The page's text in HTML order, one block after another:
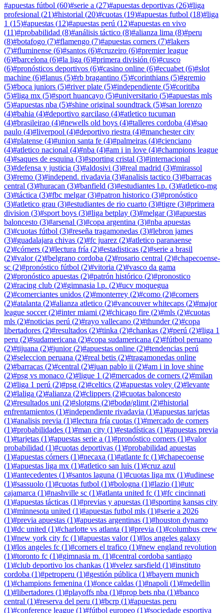
#apuestas fútbol (60)#serie a (27)#apuestas deportivas (26)#liga
profesional (21)#historial (20)#cuotas (19)#apuestas futbol (18)#liga
1 (15)#apuestas (12)#apuestas perú (12)#apuestas en vivo
(11)#probabilidad (8)#análisis táctico (8)#alianza lima (8)#peru
(8)#botafogo (7)#flamengo (7)#apuestas corners (7)#lakers
(7)#fluminense (6)#santos (6)#cruzeiro (6)#premier league
(6)#barcelona (6)#la liga (6)#primera división (6)#cusco
(6)#pronósticos deportivos (6)#casino online (6)#ecuabet (6)#slot
machine (6)#lanus (5)#rb bragantino (5)#corinthians (5)#gremio
(5)#boca juniors (5)#river plate (5)#independiente (5)#coritiba
(5)#liga mx (5)#sport huancayo (5)#universitario (5)#apuestas mls
(5)#apuestas nba (5)#shine original soundtrack (5)#san lorenzo
(4)#bahia (4)#deportivo garcilaso (4)#atletico tucuman
(4)#brasileirao (4)#newells old boys (4)#talleres cordoba (4)#sao
paulo (4)#liverpool (4)#deportivo riestra (4)#manchester city
(4)#platense (4)#union santa fe (4)#palmeiras (4)#cienciano
(4)#atletico nacional (4)#nba (4)#am i in love (4)#champions league
(4)#saques de esquina (3)#sporting cristal (3)#internacional
(3)#defensa y justicia (3)#aldosivi (3)#real madrid (3)#mirassol
(3)#remo (3)#independ. rivadavia (3)#analisis tactico (3)#barracas
central (3)#huracan (3)#banfield (3)#estudiantes l.p. (3)#atletico-mg
(3)#táctica (3)#fbc melgar(3)#patron historico (3)#pronóstico
(3)#atletico grau (3)#estudiantes de rio cuarto (3)#tigre (3)#primera
division (3)#sport boys (3)#liga betplay (3)#melgar(3)#apuestas
baloncesto (3)#arsenal (3)#copa argentina (3)#nba apuestas
(3)#cuotas fútbol (3)#reseña tragamonedas (3)#lebron james
(3)#guadalajara chivas (2)#fc juarez (2)#atletico paranaense
(2)#córners (2)#lectura fría (2)#estadisticas (2)#serie a brasil
(2)#valor(2)#belgrano cordoba (2)#rosario central (2)#chapecoense-
sc (2)#pronóstico fútbol (2)#vitoria (2)#vasco da gama
(2)#pronóstico apuestas (2)#patrón histórico (2)#pronostico
(2)#racing club (2)#gimnasia l.p. (2)#ucv moquegua
(2)#comerciantes unidos (2)#monterrey (2)#como (2)#corners
(2)#atalanta (2)#alianza atletico (2)#vancouver whitecaps (2)#major
league soccer(2)#inter miami (2)#chicago fire (2)#mls (2)#cuotas
mls (2)#noticias perú (2)#rayo vallecano (2)#thunder(2)#copa
libertadores (2)#resultados (2)#tinka (2)#chankas (2)#perú (2)#liga 1
peru (2)#sudamericana (2)#copa sudamericana (2)#fútbol peruano
(2)#tijuana (2)#junior(2)#apuestas online (2)#tendencias perú
(2)#seleccion peruana (2)#real betis (2)#tragamonedas online
(2)#barracas (2)#central (2)#juan pablo ii (2)#am i in love shine
(2)#psg vs monaco (2)#ligue 1 (2)#mercados de corners (2)#milan
(2)#liga 1 perú (2)#psg (2)#celtics (2)#apuestas voley (2)#levante
(2)#laliga (2)#alianza (2)#clippers (2)#cuotas baloncesto
(2)#resultados uni (2)#slotgms (2)#bodø/glimt (2)#historial
enfrentamientos (1)#independiente rivadavia (1)#apuestas tarjetas
(1)#analisis previa (1)#lectura fría cuotas (1)#mercado de corners
(1)#probabilidades (1)#man city (1)#estadísticas (1)#apuestas previa
(1)#tarjetas (1)#apuestas serie a (1)#pronóstico corners (1)#valor
probabilidad (1)#cuotas deportivas (1)#probabilidad apuestas
(1)#apuestas córners (1)#necaxa (1)#atlante fc (1)#chapecoense
(1)#apuestas liga mx (1)#atletico san luis (1)#cruz azul
(1)#antecedentes (1)#santos laguna (1)#cuotas liga mx (1)#udinese
(1)#sassuolo (1)#cuotas futbol (1)#bologna (1)#lazio (1)#utc
cajamarca (1)#nashville sc (1)#atlanta united fc (1)#fc cincinnati
(1)#apuestas tácticas (1)#previas y apuestas (1)#sporting kansas city
(1)#minnesota united (1)#apuestas futbol mls (1)#serie a 2026
(1)#previa apuestas (1)#apuestas argentinas (1)#houston dynamo
(1)#dc united (1)#charlotte vs atlanta (1)#previa (1)#columbus crew
(1)#new york city fc (1)#apuestas valor(1)#los angeles galaxy
(1)#los angeles fc (1)#corners el trafico (1)#new england revolution
(1)#toronto fc (1)#gimnasia m. (1)#central cordoba santiago
(1)#club deportivo los chankas (1)#velez sarsfield (1)#instituto
cordoba (1)#petroperu (1)#gestión pública (1)#bayern munich
(1)#champions femenina (1)#once caldas (1)#napoli (1)#medellin
(1)#libertadores (1)#playoffs nba (1)#prop bets nba (1)#banco
central (1)#reserva del peru (1)#bcrp (1)#apuestas peru
(1)#conference league (1)#fútbol europeo (1)#sociedade esportiva